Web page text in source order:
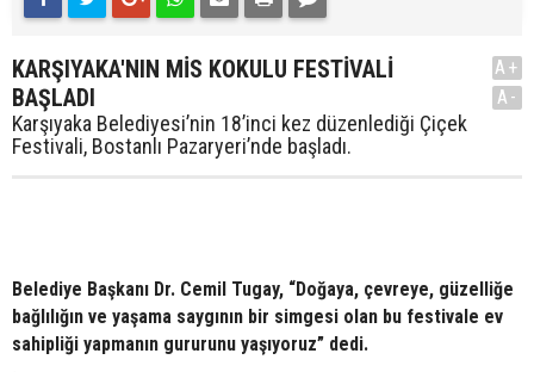
KARŞIYAKA'NIN MİS KOKULU FESTİVALİ
BAŞLADI
Karşıyaka Belediyesi’nin 18’inci kez düzenlediği Çiçek
Festivali, Bostanlı Pazaryeri’nde başladı.
A+
A-
Belediye Başkanı Dr. Cemil Tugay, “Doğaya, çevreye, güzelliğe
bağlılığın ve yaşama saygının bir simgesi olan bu festivale ev
sahipliği yapmanın gururunu yaşıyoruz” dedi.